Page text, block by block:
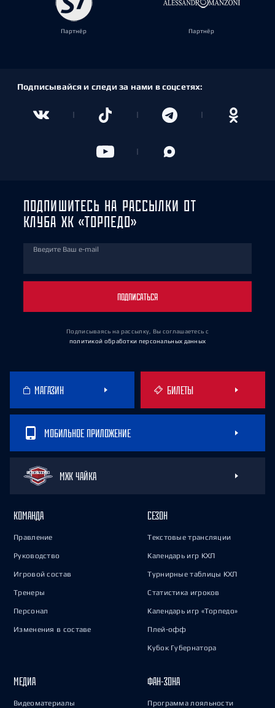
Партнёр Партнёр
Подписывайся и следи за нами в соцсетях:
ПОДПИШИТЕСЬ НА РАССЫЛКИ ОТ
КЛУБА ХК «ТОРПЕДО»
Введите Ваш e-mail
ПОДПИСАТЬСЯ
Подписываясь на рассылку, Вы соглашаетесь с
политикой обработки персональных данных
МАГАЗИН БИЛЕТЫ
МОБИЛЬНОЕ ПРИЛОЖЕНИЕ
МХК ЧАЙКА
КОМАНДА
Правление
Руководство
Игровой состав
Тренеры
Персонал
Изменения в составе
СЕЗОН
Текстовые трансляции
Календарь игр КХЛ
Турнирные таблицы КХЛ
Статистика игроков
Календарь игр «Торпедо»
Плей-офф
Кубок Губернатора
МЕДИА
Видеоматериалы
ФАН-ЗОНА
Программа лояльности